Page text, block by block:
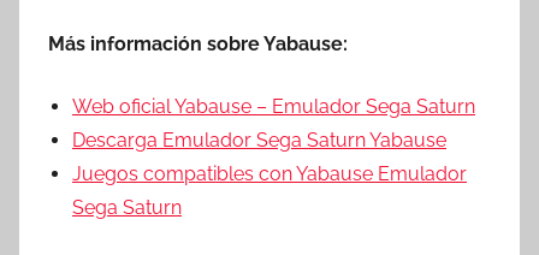
Más información sobre Yabause:
Web oficial Yabause – Emulador Sega Saturn
Descarga Emulador Sega Saturn Yabause
Juegos compatibles con Yabause Emulador
Sega Saturn